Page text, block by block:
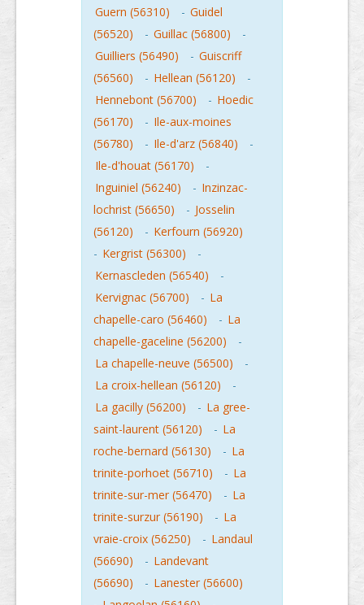
Guern (56310)
- Guidel
(56520)
- Guillac (56800)
-
Guilliers (56490)
- Guiscriff
(56560)
- Hellean (56120)
-
Hennebont (56700)
- Hoedic
(56170)
- Ile-aux-moines
(56780)
- Ile-d'arz (56840)
-
Ile-d'houat (56170)
-
Inguiniel (56240)
- Inzinzac-
lochrist (56650)
- Josselin
(56120)
- Kerfourn (56920)
- Kergrist (56300)
-
Kernascleden (56540)
-
Kervignac (56700)
- La
chapelle-caro (56460)
- La
chapelle-gaceline (56200)
-
La chapelle-neuve (56500)
-
La croix-hellean (56120)
-
La gacilly (56200)
- La gree-
saint-laurent (56120)
- La
roche-bernard (56130)
- La
trinite-porhoet (56710)
- La
trinite-sur-mer (56470)
- La
trinite-surzur (56190)
- La
vraie-croix (56250)
- Landaul
(56690)
- Landevant
(56690)
- Lanester (56600)